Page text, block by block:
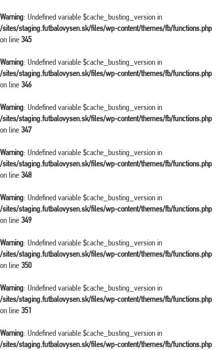
Warning: Undefined variable $cache_busting_version in
/sites/staging.futbalovysen.sk/files/wp-content/themes/fb/functions.php
on line 345
Warning: Undefined variable $cache_busting_version in
/sites/staging.futbalovysen.sk/files/wp-content/themes/fb/functions.php
on line 346
Warning: Undefined variable $cache_busting_version in
/sites/staging.futbalovysen.sk/files/wp-content/themes/fb/functions.php
on line 347
Warning: Undefined variable $cache_busting_version in
/sites/staging.futbalovysen.sk/files/wp-content/themes/fb/functions.php
on line 348
Warning: Undefined variable $cache_busting_version in
/sites/staging.futbalovysen.sk/files/wp-content/themes/fb/functions.php
on line 349
Warning: Undefined variable $cache_busting_version in
/sites/staging.futbalovysen.sk/files/wp-content/themes/fb/functions.php
on line 350
Warning: Undefined variable $cache_busting_version in
/sites/staging.futbalovysen.sk/files/wp-content/themes/fb/functions.php
on line 351
Warning: Undefined variable $cache_busting_version in
/sites/staging.futbalovysen.sk/files/wp-content/themes/fb/functions.php